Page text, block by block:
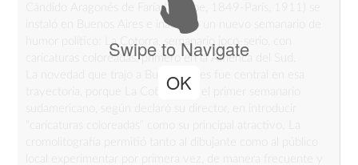
Cándido Aragonés de Faría (Sergipe, 1849-París, 1911) se
instaló en Buenos Aires e inauguró un nuevo semanario de
humor político: La Cotorra, semanario joco-serio, con
caricaturas coloreadas, primero en la América del Sud.
La novedad que trajo a Buenos Aires fue central en esa
trayectoria, porque La Cotorra fue el primer semanario
Swipe to Navigate
OK